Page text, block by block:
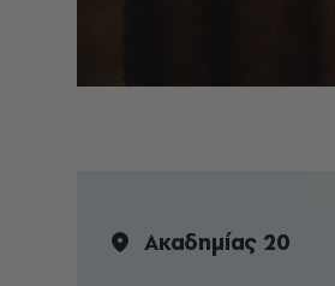
Ακαδημίας 20